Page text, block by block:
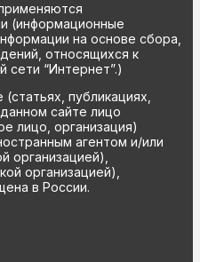
(информационные
на основе сбора,
относящихся к
сети “Интернет”.)
публикациях,
сайте лицо
лицо, организация)
агентом и/или
организацией),
организацией),
в России.